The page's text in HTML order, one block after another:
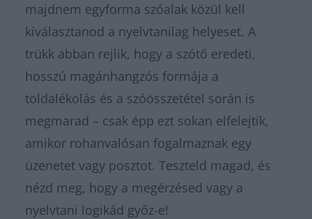
majdnem egyforma szóalak közül kell
kiválasztanod a nyelvtanilag helyeset. A
trükk abban rejlik, hogy a szótő eredeti,
hosszú magánhangzós formája a
toldalékolás és a szóösszetétel során is
megmarad – csak épp ezt sokan elfelejtik,
amikor rohanvalósan fogalmaznak egy
üzenetet vagy posztot. Teszteld magad, és
nézd meg, hogy a megérzésed vagy a
nyelvtani logikád győz-e!